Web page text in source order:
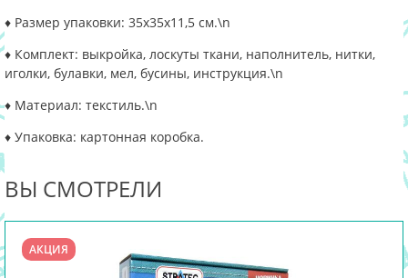
♦ Размер упаковки: 35х35х11,5 см.\n
♦ Комплект: выкройка, лоскуты ткани, наполнитель, нитки,
иголки, булавки, мел, бусины, инструкция.\n
♦ Материал: текстиль.\n
♦ Упаковка: картонная коробка.
ВЫ СМОТРЕЛИ
АКЦИЯ